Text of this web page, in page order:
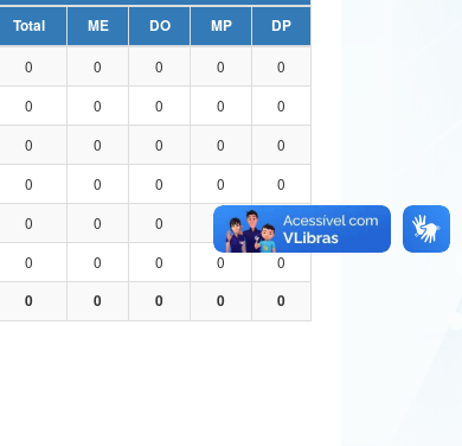
Total ME DO MP
DP
0 0 0 0
0
0 0 0 0
0
0 0 0 0
0
0 0 0 0
0
0 0 0
0
0 0 0 0
0
0 0 0 0 0